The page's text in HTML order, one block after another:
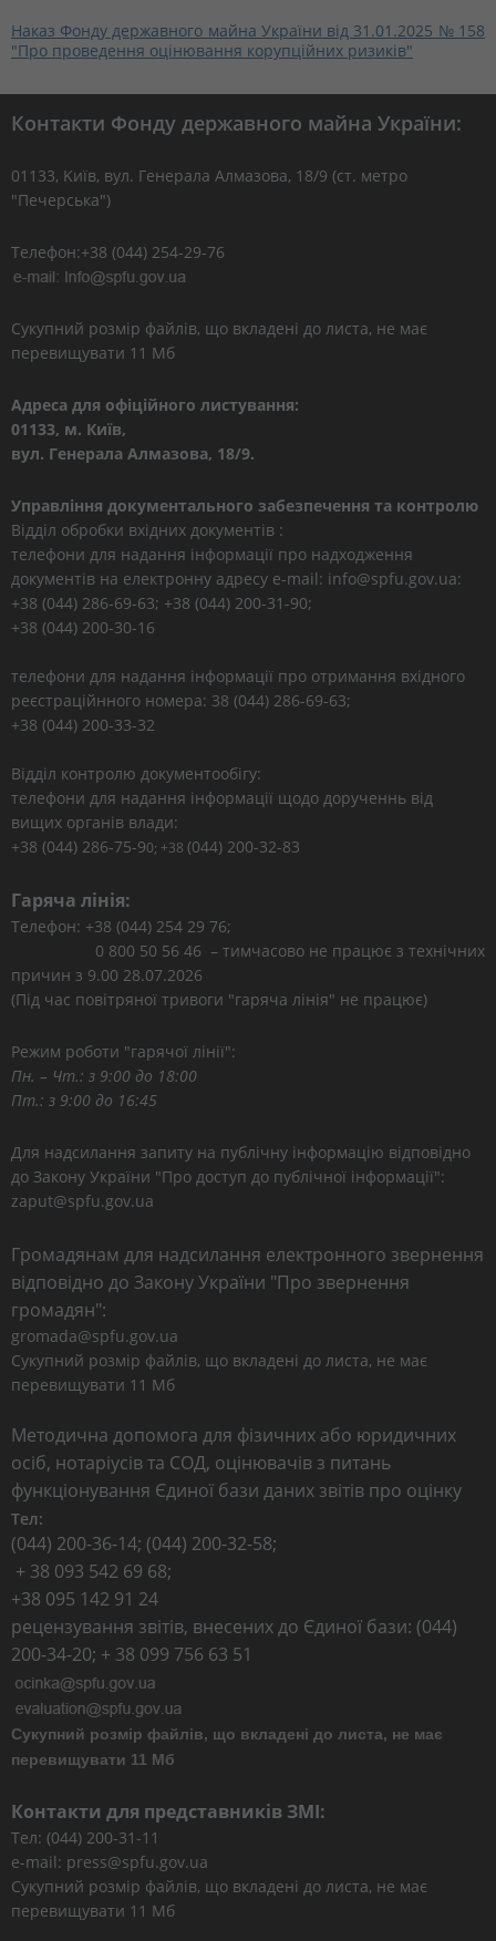
Наказ Фонду державного майна України від 31.01.2025 № 158
"Про проведення оцінювання корупційних ризиків"
Контакти Фонду державного майна України:
01133, Kиїв, вул. Генерала Алмазова, 18/9 (ст. метро
"Печерська")
Телефон:+38 (044) 254-29-76
Сукупний розмір файлів, що вкладені до листа, не має
перевищувати 11 Мб
Адреса для офіційного листування:
01133, м. Київ,
вул. Генерала Алмазова, 18/9.
Управління документального забезпечення та контролю
Відділ обробки вхідних документів :
телефони для надання інформації про надходження
документів на електронну адресу e-mail: info@spfu.gov.ua:
+38 (044) 286-69-63; +38 (044) 200-31-90;
+38 (044) 200-30-16
телефони для надання інформації про отримання вхідного
реєстраційнного номера: 38 (044) 286-69-63;
+38 (044) 200-33-32
Відділ контролю документообігу:
телефони для надання інформації щодо дорученнь від
вищих органів влади:
+38 (044) 286-75-90; +38 (044) 200-32-83
Гаряча лінія:
Телефон: +38 (044) 254 29 76;
0 800 50 56 46 – тимчасово не працює з технічних
причин з 9.00 28.07.2026
(Під час повітряної тривоги "гаряча лінія" не працює)
Режим роботи "гарячої лінії":
Пн. – Чт.: з 9:00 до 18:00
Пт.: з 9:00 до 16:45
Для надсилання запиту на публічну інформацію відповідно
до Закону України "Про доступ до публічної інформації":
zaput@spfu.gov.ua
Громадянам для надсилання електронного звернення
відповідно до Закону України "Про звернення
громадян":
gromada@spfu.gov.ua
Сукупний розмір файлів, що вкладені до листа, не має
перевищувати 11 Мб
Методична допомога для фізичних або юридичних
осіб, нотаріусів та СОД, оцінювачів з питань
функціонування Єдиної бази даних звітів про оцінку
Тел:
(044) 200-36-14; (044) 200-32-58;
+ 38 093 542 69 68;
+38 095 142 91 24
рецензування звітів, внесених до Єдиної бази: (044)
200-34-20; + 38 099 756 63 51
Сукупний розмір файлів, що вкладені до листа, не має
перевищувати 11 Мб
Контакти для представників ЗМІ:
Тел: (044) 200-31-11
e-mail: press@spfu.gov.ua
Сукупний розмір файлів, що вкладені до листа, не має
перевищувати 11 Мб